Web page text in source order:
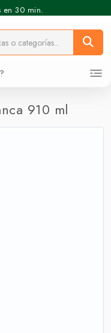
en 30 min.
910 ml